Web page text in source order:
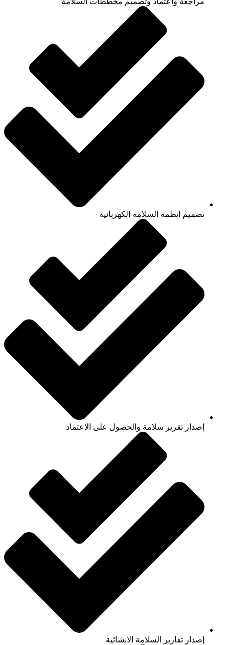
تصميم انظمة السلامة الكهربائية
إصدار تقرير سلامة والحصول على الاعتماد
إصدار تقارير السلامة الانشائية